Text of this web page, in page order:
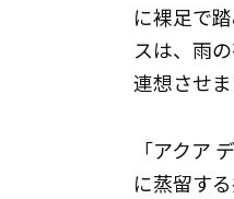
に裸足で
スは、雨
連想させま
「アクア
に蒸留す